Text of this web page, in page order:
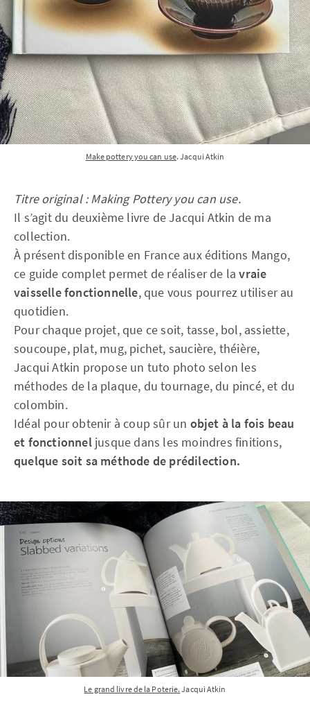
Make pottery you can use. Jacqui Atkin
Titre original : Making Pottery you can use.
Il s’agit du deuxième livre de Jacqui Atkin de ma
collection.
À présent disponible en France aux éditions Mango,
ce guide complet permet de réaliser de lavraie
vaisselle fonctionnelle, que vous pourrez utiliser au
quotidien.
Pour chaque projet, que ce soit, tasse, bol, assiette,
soucoupe, plat, mug, pichet, saucière, théière,
Jacqui Atkin propose un tuto photo selon les
méthodes de la plaque, du tournage, du pincé, et du
colombin.
Idéal pour obtenir à coup sûr un objet à la fois beau
et fonctionneljusque dans les moindres finitions,
quelque soit sa méthode de prédilection.
Le grand livre de la Poterie. Jacqui Atkin